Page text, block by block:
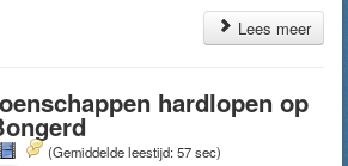
Lees meer
hardlopen op
(Gemiddelde leestijd: 57 sec)